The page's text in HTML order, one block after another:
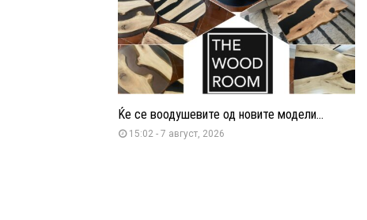
Ќе се воодушевите од новите модели...
15:02 - 7 август, 2026